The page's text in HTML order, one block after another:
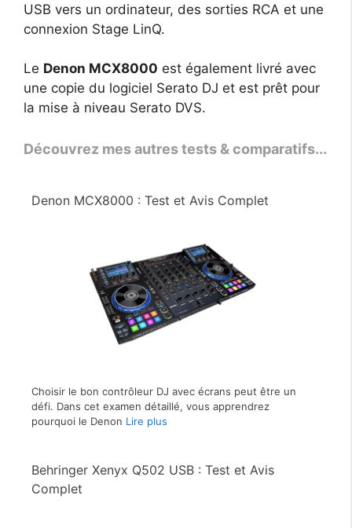
USB vers un ordinateur, des sorties RCA et une
connexion Stage LinQ.
Le Denon MCX8000 est également livré avec
une copie du logiciel Serato DJ et est prêt pour
la mise à niveau Serato DVS.
Découvrez mes autres tests & comparatifs...
Denon MCX8000 : Test et Avis Complet
Choisir le bon contrôleur DJ avec écrans peut être un
défi. Dans cet examen détaillé, vous apprendrez
pourquoi le Denon Lire plus
Behringer Xenyx Q502 USB : Test et Avis
Complet